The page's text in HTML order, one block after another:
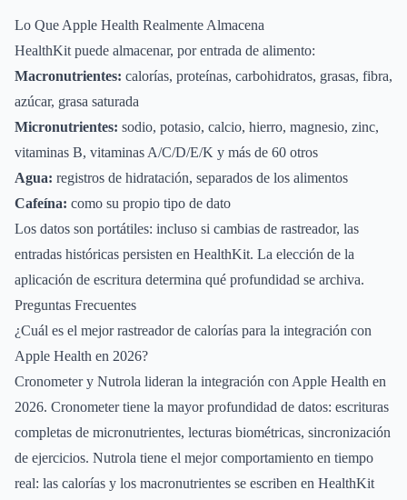
Lo Que Apple Health Realmente Almacena
HealthKit puede almacenar, por entrada de alimento:
Macronutrientes: calorías, proteínas, carbohidratos, grasas, fibra,
azúcar, grasa saturada
Micronutrientes: sodio, potasio, calcio, hierro, magnesio, zinc,
vitaminas B, vitaminas A/C/D/E/K y más de 60 otros
Agua: registros de hidratación, separados de los alimentos
Cafeína: como su propio tipo de dato
Los datos son portátiles: incluso si cambias de rastreador, las
entradas históricas persisten en HealthKit. La elección de la
aplicación de escritura determina qué profundidad se archiva.
Preguntas Frecuentes
¿Cuál es el mejor rastreador de calorías para la integración con
Apple Health en 2026?
Cronometer y Nutrola lideran la integración con Apple Health en
2026. Cronometer tiene la mayor profundidad de datos: escrituras
completas de micronutrientes, lecturas biométricas, sincronización
de ejercicios. Nutrola tiene el mejor comportamiento en tiempo
real: las calorías y los macronutrientes se escriben en HealthKit